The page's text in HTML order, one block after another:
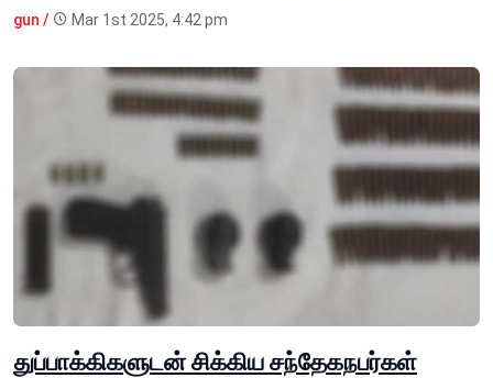
gun / Mar 1st 2025, 4:42 pm
துப்பாக்கிகளுடன் சிக்கிய சந்தேகநபர்கள்